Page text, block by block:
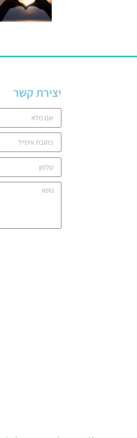
יצירת קשר